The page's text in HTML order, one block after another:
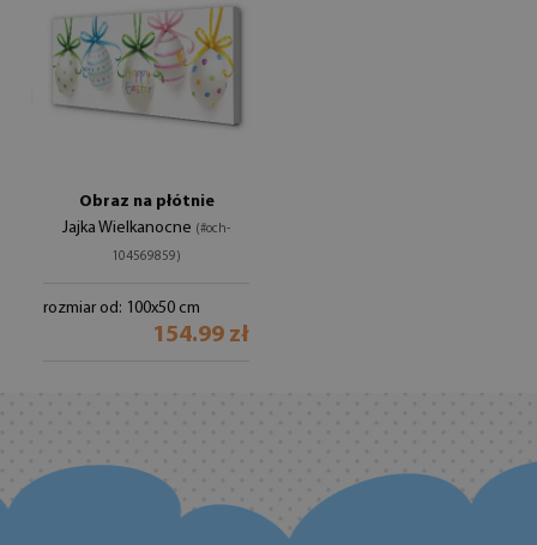
Obraz na płótnie
Jajka Wielkanocne (#och-
104569859)
rozmiar od: 100x50 cm
154.99 zł